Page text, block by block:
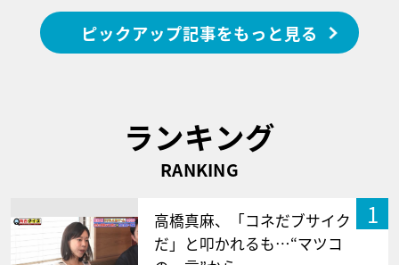
ピックアップ記事をもっと見る
ランキング
RANKING
1
高橋真麻、「コネだブサイク
だ」と叩かれるも…“マツコ